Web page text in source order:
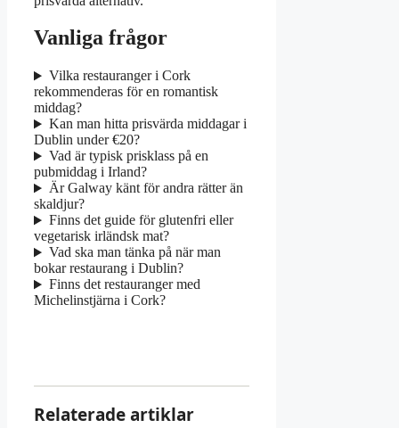
Vanliga frågor
Vilka restauranger i Cork
rekommenderas för en romantisk
middag?
Kan man hitta prisvärda middagar i
Dublin under €20?
Vad är typisk prisklass på en
pubmiddag i Irland?
Är Galway känt för andra rätter än
skaldjur?
Finns det guide för glutenfri eller
vegetarisk irländsk mat?
Vad ska man tänka på när man
bokar restaurang i Dublin?
Finns det restauranger med
Michelinstjärna i Cork?
Relaterade artiklar